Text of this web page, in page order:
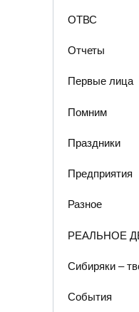
ОТВС
Отчеты
Первые лица
Помним
Праздники
Предприятия
Разное
РЕАЛЬНОЕ
Сибиряки –
События